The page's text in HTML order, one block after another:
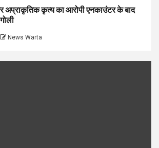
अप्राकृतिक कृत्य का आरोपी एनकाउंटर के बाद
News Warta